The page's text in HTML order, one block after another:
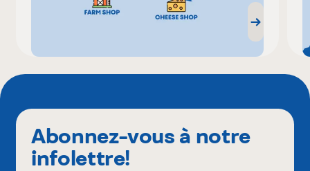
Abonnez-vous à notre
infolettre!